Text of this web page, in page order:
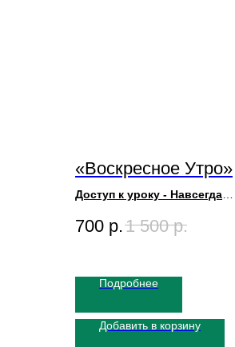
«Воскресное Утро»
Доступ к уроку - Навсегда
Размер Картины 50х70
700 р.1 500 р.
Подробнее
Добавить в корзину